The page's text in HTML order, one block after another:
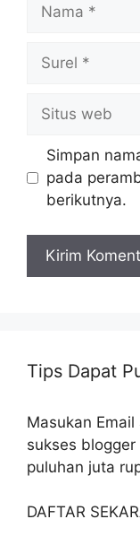
Surel
Situs
web
Simpan
pada
berikutnya.
Tips Dapat
Masukan
sukses
puluhan juta
DAFTAR